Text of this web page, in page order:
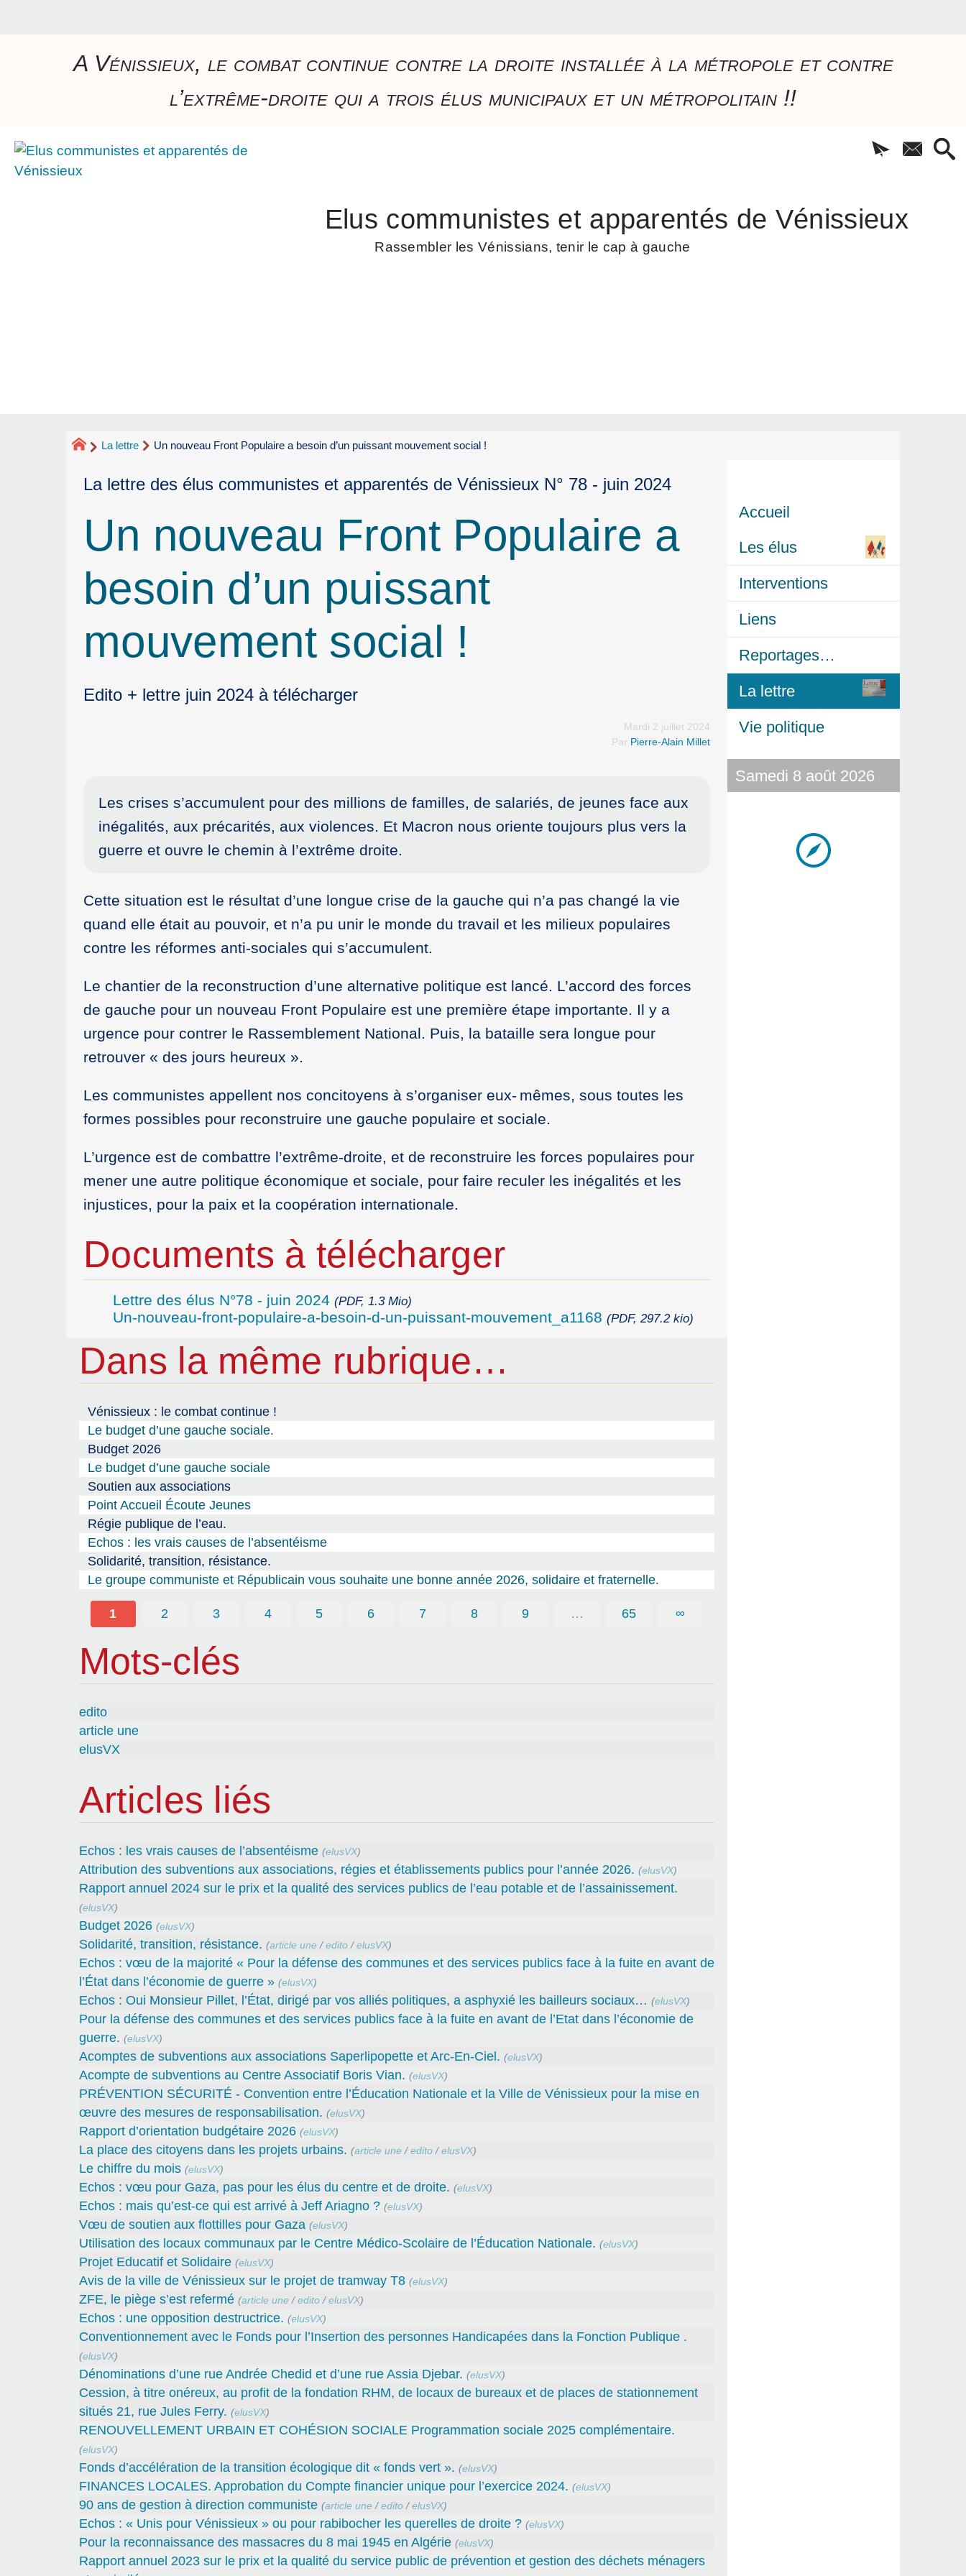
A Vénissieux, le combat continue contre la droite installée à la métropole et contre
l’extrême-droite qui a trois élus municipaux et un métropolitain !!
Elus communistes et apparentés de Vénissieux
Rassembler les Vénissians, tenir le cap à gauche
La lettre Un nouveau Front Populaire a besoin d’un puissant mouvement social !
La lettre des élus communistes et apparentés de Vénissieux N° 78 - juin 2024
Un nouveau Front Populaire a
besoin d’un puissant
mouvement social !
Edito + lettre juin 2024 à télécharger
Mardi 2 juillet 2024
Par Pierre-Alain Millet
Les crises s’accumulent pour des millions de familles, de salariés, de jeunes face aux
inégalités, aux précarités, aux violences. Et Macron nous oriente toujours plus vers la
guerre et ouvre le chemin à l’extrême droite.
Cette situation est le résultat d’une longue crise de la gauche qui n’a pas changé la vie
quand elle était au pouvoir, et n’a pu unir le monde du travail et les milieux populaires
contre les réformes anti-sociales qui s’accumulent.
Le chantier de la reconstruction d’une alternative politique est lancé. L’accord des forces
de gauche pour un nouveau Front Populaire est une première étape importante. Il y a
urgence pour contrer le Rassemblement National. Puis, la bataille sera longue pour
retrouver « des jours heureux ».
Les communistes appellent nos concitoyens à s’organiser eux- mêmes, sous toutes les
formes possibles pour reconstruire une gauche populaire et sociale.
L’urgence est de combattre l’extrême-droite, et de reconstruire les forces populaires pour
mener une autre politique économique et sociale, pour faire reculer les inégalités et les
injustices, pour la paix et la coopération internationale.
Documents à télécharger
Lettre des élus N°78 - juin 2024 (PDF, 1.3 Mio)
Un-nouveau-front-populaire-a-besoin-d-un-puissant-mouvement_a1168 (PDF, 297.2 kio)
Dans la même rubrique…
Vénissieux : le combat continue !
Le budget d’une gauche sociale.
Budget 2026
Le budget d’une gauche sociale
Soutien aux associations
Point Accueil Écoute Jeunes
Régie publique de l’eau.
Echos : les vrais causes de l’absentéisme
Solidarité, transition, résistance.
Le groupe communiste et Républicain vous souhaite une bonne année 2026, solidaire et fraternelle.
1 2 3 4 5 6 7 8 9 … 65 ∞
Mots-clés
edito
article une
elusVX
Articles liés
Echos : les vrais causes de l’absentéisme (elusVX)
Attribution des subventions aux associations, régies et établissements publics pour l’année 2026. (elusVX)
Rapport annuel 2024 sur le prix et la qualité des services publics de l’eau potable et de l’assainissement.
(elusVX)
Budget 2026 (elusVX)
Solidarité, transition, résistance. (article une/edito/elusVX)
Echos : vœu de la majorité « Pour la défense des communes et des services publics face à la fuite en avant de
l’État dans l’économie de guerre » (elusVX)
Echos : Oui Monsieur Pillet, l’État, dirigé par vos alliés politiques, a asphyxié les bailleurs sociaux… (elusVX)
Pour la défense des communes et des services publics face à la fuite en avant de l’Etat dans l’économie de
guerre. (elusVX)
Acomptes de subventions aux associations Saperlipopette et Arc-En-Ciel. (elusVX)
Acompte de subventions au Centre Associatif Boris Vian. (elusVX)
PRÉVENTION SÉCURITÉ - Convention entre l’Éducation Nationale et la Ville de Vénissieux pour la mise en
œuvre des mesures de responsabilisation. (elusVX)
Rapport d’orientation budgétaire 2026 (elusVX)
La place des citoyens dans les projets urbains. (article une/edito/elusVX)
Le chiffre du mois (elusVX)
Echos : vœu pour Gaza, pas pour les élus du centre et de droite. (elusVX)
Echos : mais qu’est-ce qui est arrivé à Jeff Ariagno ? (elusVX)
Vœu de soutien aux flottilles pour Gaza (elusVX)
Utilisation des locaux communaux par le Centre Médico-Scolaire de l’Éducation Nationale. (elusVX)
Projet Educatif et Solidaire (elusVX)
Avis de la ville de Vénissieux sur le projet de tramway T8 (elusVX)
ZFE, le piège s’est refermé (article une/edito/elusVX)
Echos : une opposition destructrice. (elusVX)
Conventionnement avec le Fonds pour l’Insertion des personnes Handicapées dans la Fonction Publique .
(elusVX)
Dénominations d’une rue Andrée Chedid et d’une rue Assia Djebar. (elusVX)
Cession, à titre onéreux, au profit de la fondation RHM, de locaux de bureaux et de places de stationnement
situés 21, rue Jules Ferry. (elusVX)
RENOUVELLEMENT URBAIN ET COHÉSION SOCIALE Programmation sociale 2025 complémentaire.
(elusVX)
Fonds d’accélération de la transition écologique dit « fonds vert ». (elusVX)
FINANCES LOCALES. Approbation du Compte financier unique pour l’exercice 2024. (elusVX)
90 ans de gestion à direction communiste (article une/edito/elusVX)
Echos : « Unis pour Vénissieux » ou pour rabibocher les querelles de droite ? (elusVX)
Pour la reconnaissance des massacres du 8 mai 1945 en Algérie (elusVX)
Rapport annuel 2023 sur le prix et la qualité du service public de prévention et gestion des déchets ménagers
Accueil
Les élus
Interventions
Liens
Reportages…
La lettre
Vie politique
Samedi 8 août 2026